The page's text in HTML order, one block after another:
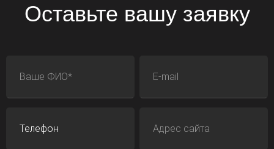
Оставьте вашу заявку